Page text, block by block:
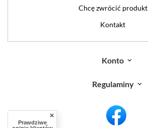
Chcę zwrócić produkt
Kontakt
Konto
Regulaminy
Prawdziwe